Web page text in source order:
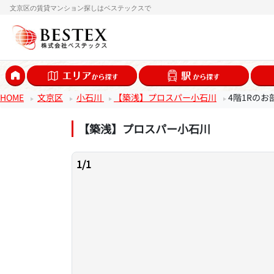
文京区の賃貸マンション探しはベステックスで
HOME 文京区 小石川 【築浅】プロスパー小石川 4階1Rのお
【築浅】プロスパー小石川
1/1